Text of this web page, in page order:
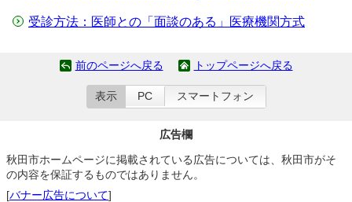
受診方法：医師との「面談のある」医療機関方式
前のページへ戻る トップページへ戻る
表示 PC スマートフォン
広告欄
秋田市ホームページに掲載されている広告については、秋田市がそ
の内容を保証するものではありません。
[バナー広告について]